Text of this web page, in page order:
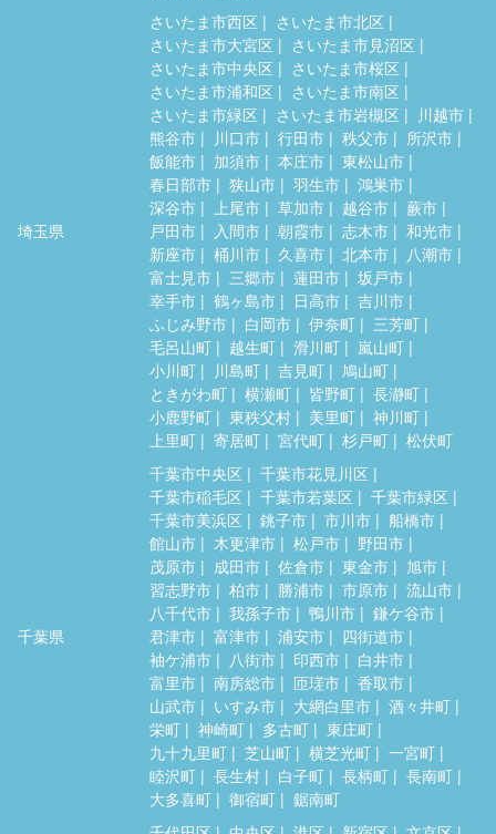
埼玉県
さいたま市西区
さいたま市北区
さいたま市大宮区
さいたま市見沼区
さいたま市中央区
さいたま市桜区
さいたま市浦和区
さいたま市南区
さいたま市緑区
さいたま市岩槻区
川越市
熊谷市
川口市 行田市 秩父市
所沢市
飯能市
加須市 本庄市
東松山市
春日部市
狭山市 羽生市
鴻巣市
深谷市
上尾市 草加市 越谷市
蕨市
戸田市
入間市 朝霞市 志木市
和光市
新座市
桶川市 久喜市 北本市
八潮市
富士見市
三郷市 蓮田市
坂戸市
幸手市
鶴ヶ島市 日高市
吉川市
ふじみ野市
白岡市 伊奈町
三芳町
毛呂山町
越生町 滑川町
嵐山町
小川町
川島町 吉見町
鳩山町
ときがわ町
横瀬町 皆野町
長瀞町
小鹿野町
東秩父村 美里町
神川町
上里町
寄居町 宮代町 杉戸町 松伏町
千葉県
千葉市中央区
千葉市花見川区
千葉市稲毛区
千葉市若葉区
千葉市緑区
千葉市美浜区
銚子市 市川市
船橋市
館山市
木更津市 松戸市
野田市
茂原市
成田市 佐倉市 東金市
旭市
習志野市
柏市 勝浦市 市原市
流山市
八千代市
我孫子市 鴨川市
鎌ケ谷市
君津市
富津市 浦安市
四街道市
袖ケ浦市
八街市 印西市
白井市
富里市
南房総市 匝瑳市
香取市
山武市
いすみ市 大網白里市
酒々井町
栄町
神崎町 多古町
東庄町
九十九里町
芝山町 横芝光町
一宮町
睦沢町
長生村 白子町 長柄町
長南町
大多喜町
御宿町
鋸南町